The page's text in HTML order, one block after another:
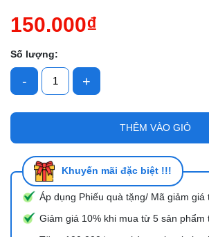
150.000₫
Số lượng:
- +
THÊM VÀO GIỎ
Khuyến mãi đặc biệt !!!
Áp dụng Phiếu quà tặng/ Mã giảm giá
Giảm giá 10% khi mua từ 5 sản phẩm